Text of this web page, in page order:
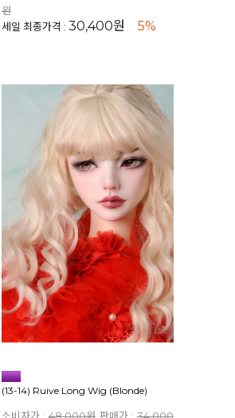
원
세일 최종가격 : 30,400원 5%
(13-14) Ruive Long Wig (Blonde)
소비자가 : 48,000원 판매가 : 34,000